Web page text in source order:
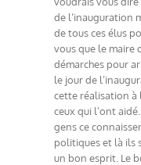
de l’inauguration
de tous ces élus
vous que le maire
démarches pour
le jour de
cette réalisation à
ceux qui l’ont
gens ce
politiques et là ils
un bon esprit. Le